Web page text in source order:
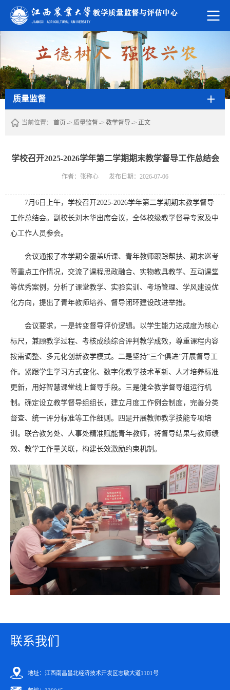
质量监督
当前位置： 首页 -> 质量监督 -> 教学督导-> 正文
学校召开2025-2026学年第二学期期末教学督导工作总结会
作者：张称心 发布日期：2026-07-06
7月6日上午，学校召开2025-2026学年第二学期期末教学督导
工作总结会。副校长刘木华出席会议，全体校级教学督导专家及中
心工作人员参会。
会议通报了本学期全覆盖听课、青年教师跟踪帮扶、期末巡考
等重点工作情况，交流了课程思政融合、实物教具教学、互动课堂
等优秀案例，分析了课堂教学、实验实训、考场管理、学风建设优
化方向，提出了青年教师培养、督导闭环建设改进举措。
会议要求，一是转变督导评价逻辑。以学生能力达成度为核心
标尺，兼顾教学过程、考核成绩综合评判教学成效，尊重课程内容
按需调整、多元化创新教学模式。二是坚持“三个俱进”开展督导工
作。紧跟学生学习方式变化、数字化教学技术革新、人才培养标准
更新，用好智慧课堂线上督导手段。三是健全教学督导组运行机
制。确定设立教学督导组组长，建立月度工作例会制度，完善分类
督查、统一评分标准等工作细则。四是开展教师教学技能专项培
训。联合教务处、人事处精准赋能青年教师，将督导结果与教师绩
效、教学工作量关联，构建长效激励约束机制。
联系我们
地址：江西南昌昌北经济技术开发区志敏大道1101号